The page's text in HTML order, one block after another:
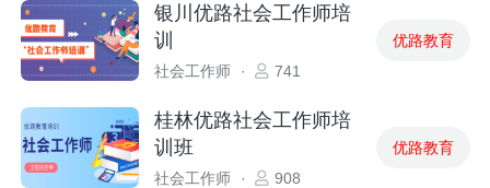
银川优路社会工作师培
训
社会工作师 · 741
优路教育
桂林优路社会工作师培
训班
社会工作师 · 908
优路教育